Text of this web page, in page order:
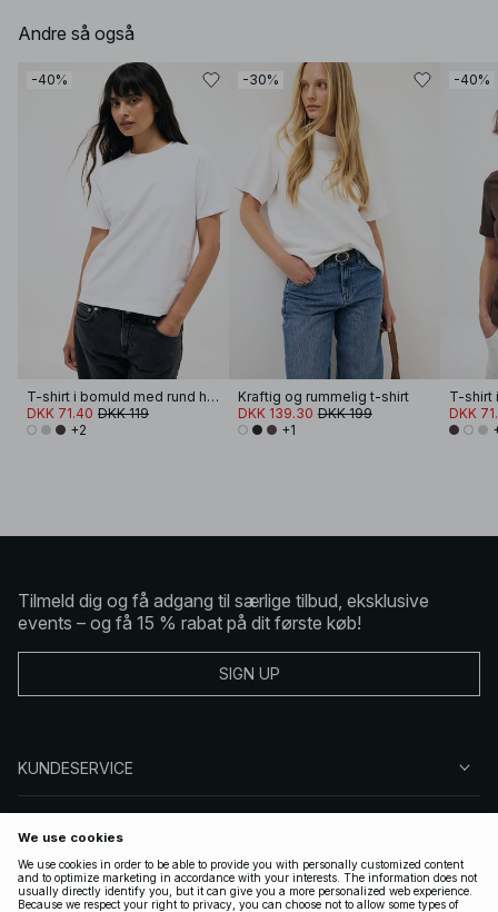
Andre så også
-40%
T-shirt i bomuld med rund hals
DKK 71.40 DKK 119
+2
-30%
Kraftig og rummelig t-shirt
DKK 139.30 DKK 199
+1
-40%
DKK
Tilmeld dig og få adgang til særlige tilbud, eksklusive
events – og få 15 % rabat på dit første køb!
SIGN UP
KUNDESERVICE
FØLG OS